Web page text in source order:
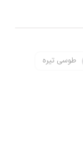
طوسی تیره